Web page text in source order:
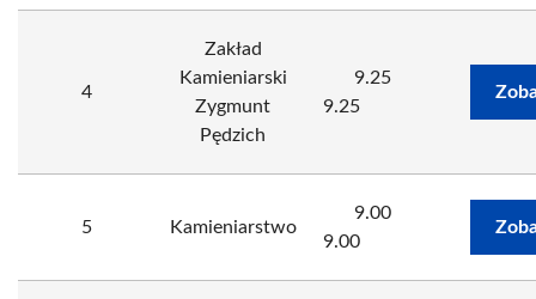
4
Zakład
Kamieniarski
Zygmunt
Pędzich
9.25
9.25
5 Kamieniarstwo
9.00
9.00